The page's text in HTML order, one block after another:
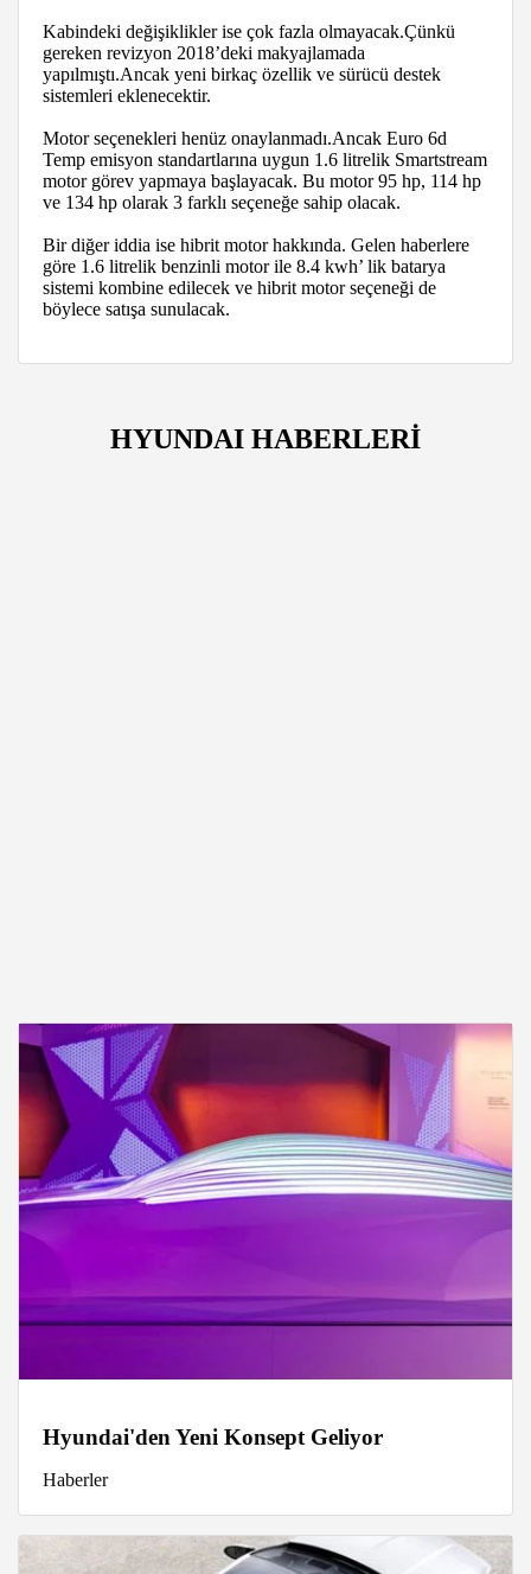
Kabindeki değişiklikler ise çok fazla olmayacak.Çünkü
gereken revizyon 2018’deki makyajlamada
yapılmıştı.Ancak yeni birkaç özellik ve sürücü destek
sistemleri eklenecektir.
Motor seçenekleri henüz onaylanmadı.Ancak Euro 6d
Temp emisyon standartlarına uygun 1.6 litrelik Smartstream
motor görev yapmaya başlayacak. Bu motor 95 hp, 114 hp
ve 134 hp olarak 3 farklı seçeneğe sahip olacak.
Bir diğer iddia ise hibrit motor hakkında. Gelen haberlere
göre 1.6 litrelik benzinli motor ile 8.4 kwh’ lik batarya
sistemi kombine edilecek ve hibrit motor seçeneği de
böylece satışa sunulacak.
HYUNDAI HABERLERİ
Hyundai'den Yeni Konsept Geliyor
Haberler